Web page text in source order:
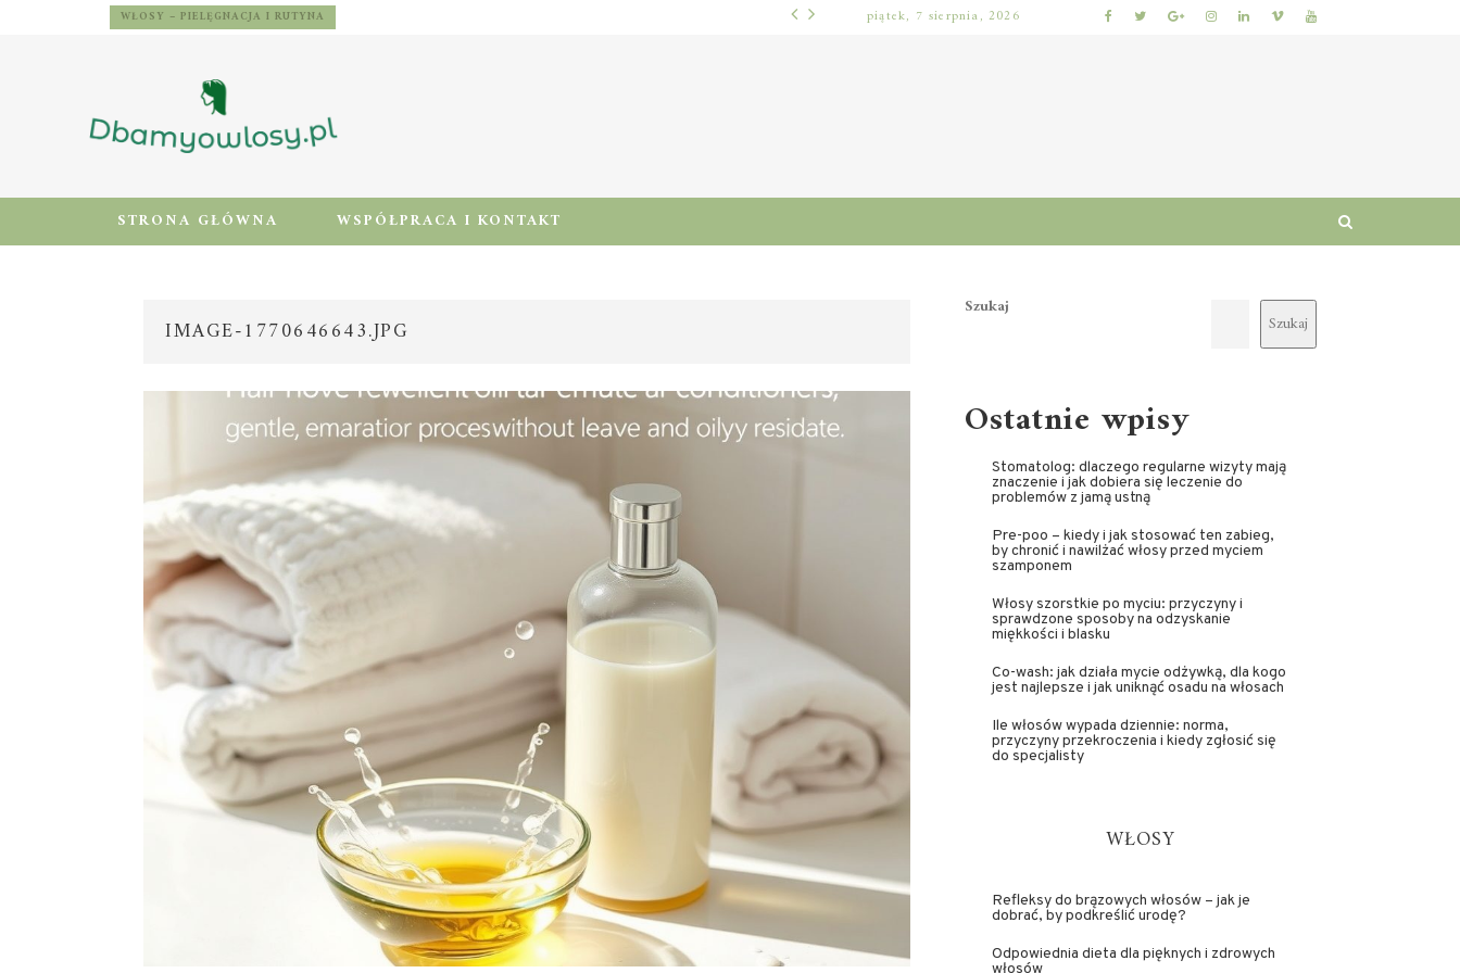
WŁOSY – PIELĘGNACJA I RUTYNA WŁOSY – PIELĘGNACJA I RUTYNA
piątek, 7 sierpnia, 2026
STRONA GŁÓWNA WSPÓŁPRACA I KONTAKT
IMAGE-1770646643.JPG
Szukaj
Szukaj
Ostatnie wpisy
Stomatolog: dlaczego regularne wizyty mają
znaczenie i jak dobiera się leczenie do
problemów z jamą ustną
Pre-poo – kiedy i jak stosować ten zabieg,
by chronić i nawilżać włosy przed myciem
szamponem
Włosy szorstkie po myciu: przyczyny i
sprawdzone sposoby na odzyskanie
miękkości i blasku
Co-wash: jak działa mycie odżywką, dla kogo
jest najlepsze i jak uniknąć osadu na włosach
Ile włosów wypada dziennie: norma,
przyczyny przekroczenia i kiedy zgłosić się
do specjalisty
WŁOSY
Refleksy do brązowych włosów – jak je
dobrać, by podkreślić urodę?
Odpowiednia dieta dla pięknych i zdrowych
włosów